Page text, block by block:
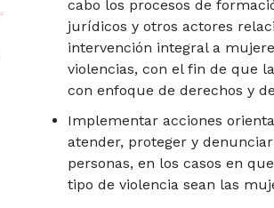
cabo los procesos de
jurídicos y otros actores
intervención integral a
violencias, con el fin de que
con enfoque de derechos y
Implementar acciones
atender, proteger y
personas, en los casos en
tipo de violencia sean las